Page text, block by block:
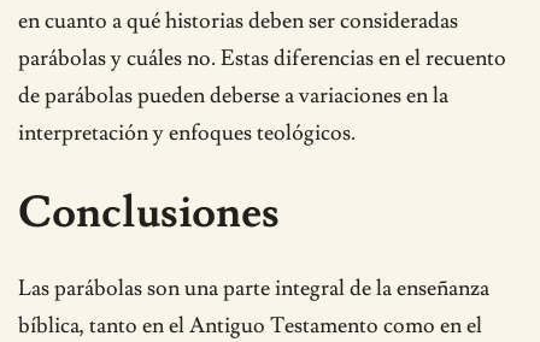
en cuanto a qué historias deben ser consideradas
parábolas y cuáles no. Estas diferencias en el recuento
de parábolas pueden deberse a variaciones en la
interpretación y enfoques teológicos.
Conclusiones
Las parábolas son una parte integral de la enseñanza
bíblica, tanto en el Antiguo Testamento como en el